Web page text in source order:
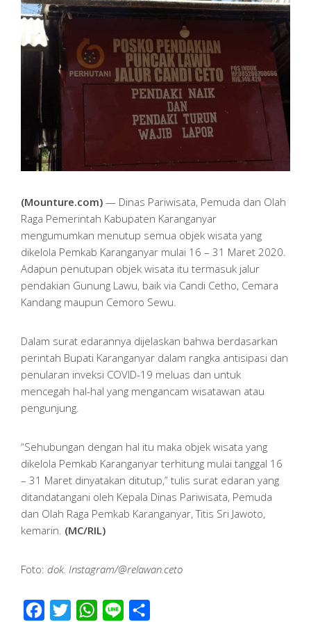
(Mounture.com) — Dinas Pariwisata, Pemuda dan Olah
Raga Pemerintah Kabupaten Karanganyar
mengumumkan menutup semua objek wisata yang
dikelola Pemkab Karanganyar mulai 16 – 31 Maret 2020.
Adapun penutupan objek wisata itu termasuk jalur
pendakian Gunung Lawu, baik via Candi Cetho, Cemara
Kandang maupun Cemoro Sewu.
Dalam surat edarannya dijelaskan bahwa berdasarkan
perintah Bupati Karanganyar dalam rangka antisipasi dan
penularan inveksi COVID-19 meluas dan untuk
mencegah hal-hal yang mengancam wisatawan atau
pengunjung.
“Sehubungan dengan hal itu maka objek wisata yang
dikelola Pemkab Karanganyar terhitung mulai tanggal 16
– 31 Maret dinyatakan ditutup,” tulis surat edaran yang
ditandatangani oleh Kepala Dinas Pariwisata, Pemuda
dan Olah Raga Pemkab Karanganyar, Titis Sri Jawoto,
kemarin. (MC/RIL)
Foto: dok. Instagram/@relawan.ceto
Facebook
Twitter WhatsApp
Line